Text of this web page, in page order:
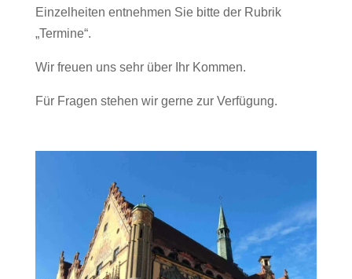
Einzelheiten entnehmen Sie bitte der Rubrik
„Termine“.
Wir freuen uns sehr über Ihr Kommen.
Für Fragen stehen wir gerne zur Verfügung.